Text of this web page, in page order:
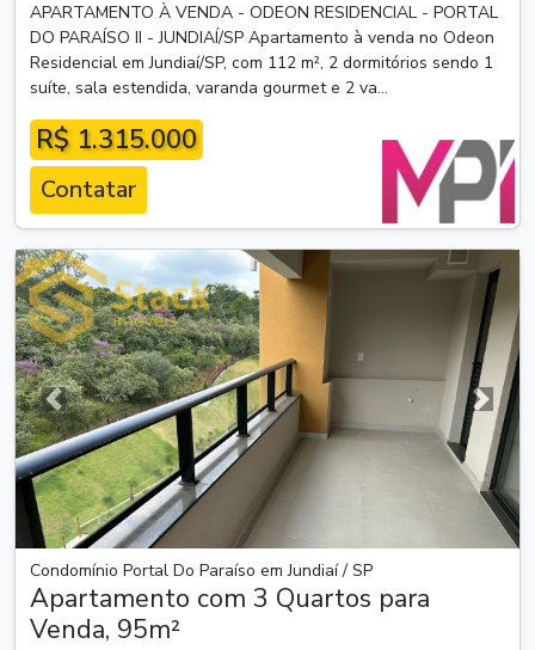
APARTAMENTO À VENDA - ODEON RESIDENCIAL - PORTAL
DO PARAÍSO II - JUNDIAÍ/SP Apartamento à venda no Odeon
Residencial em Jundiaí/SP, com 112 m², 2 dormitórios sendo 1
suíte, sala estendida, varanda gourmet e 2 va...
R$ 1.315.000
Contatar
Anterior
Condomínio Portal Do Paraíso em Jundiaí / SP
Apartamento com 3 Quartos para
Venda, 95m²